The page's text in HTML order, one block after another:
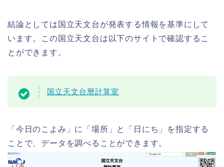
結論としては国立天文台が発表する情報を基準にして
います。この国立天文台は以下のサイトで確認するこ
とができます。
国立天文台暦計算室
「今日のこよみ」に「場所」と「日にち」を指定する
ことで、データを調べることができます。